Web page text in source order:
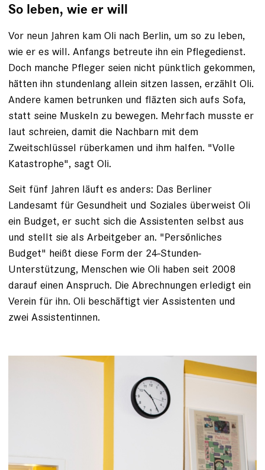
So leben, wie er will
Vor neun Jahren kam Oli nach Berlin, um so zu leben,
wie er es will. Anfangs betreute ihn ein Pflegedienst.
Doch manche Pfleger seien nicht pünktlich gekommen,
hätten ihn stundenlang allein sitzen lassen, erzählt Oli.
Andere kamen betrunken und fläzten sich aufs Sofa,
statt seine Muskeln zu bewegen. Mehrfach musste er
laut schreien, damit die Nachbarn mit dem
Zweitschlüssel rüberkamen und ihm halfen. "Volle
Katastrophe", sagt Oli.
Seit fünf Jahren läuft es anders: Das Berliner
Landesamt für Gesundheit und Soziales überweist Oli
ein Budget, er sucht sich die Assistenten selbst aus
und stellt sie als Arbeitgeber an. "Persönliches
Budget" heißt diese Form der 24-Stunden-
Unterstützung, Menschen wie Oli haben seit 2008
darauf einen Anspruch. Die Abrechnungen erledigt ein
Verein für ihn. Oli beschäftigt vier Assistenten und
zwei Assistentinnen.